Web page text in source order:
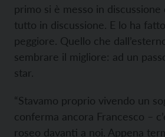
primo si è messo in discussione
tutto in discussione. E lo ha
peggiore. Quello che
sembrare il migliore: ad un
star.
“Stavamo proprio vivendo un
conferma ancora Francesco –
roseo davanti a noi. Appena